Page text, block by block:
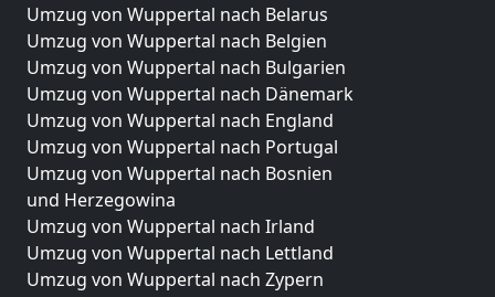
Umzug von Wuppertal nach Belarus
Umzug von Wuppertal nach Belgien
Umzug von Wuppertal nach Bulgarien
Umzug von Wuppertal nach Dänemark
Umzug von Wuppertal nach England
Umzug von Wuppertal nach Portugal
Umzug von Wuppertal nach Bosnien
und Herzegowina
Umzug von Wuppertal nach Irland
Umzug von Wuppertal nach Lettland
Umzug von Wuppertal nach Zypern